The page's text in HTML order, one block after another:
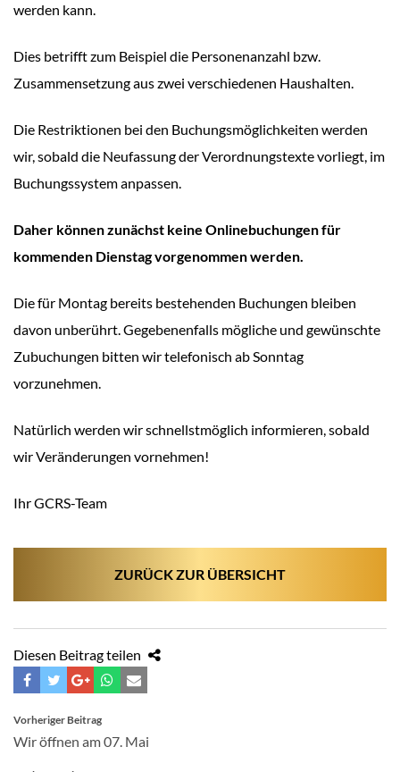
werden kann.
Dies betrifft zum Beispiel die Personenanzahl bzw.
Zusammensetzung aus zwei verschiedenen Haushalten.
Die Restriktionen bei den Buchungsmöglichkeiten werden
wir, sobald die Neufassung der Verordnungstexte vorliegt, im
Buchungssystem anpassen.
Daher können zunächst keine Onlinebuchungen für
kommenden Dienstag vorgenommen werden.
Die für Montag bereits bestehenden Buchungen bleiben
davon unberührt. Gegebenenfalls mögliche und gewünschte
Zubuchungen bitten wir telefonisch ab Sonntag
vorzunehmen.
Natürlich werden wir schnellstmöglich informieren, sobald
wir Veränderungen vornehmen!
Ihr GCRS-Team
ZURÜCK ZUR ÜBERSICHT
Diesen Beitrag teilen
BEITRAGSNAVIGATION
Vorheriger Beitrag
Wir öffnen am 07. Mai